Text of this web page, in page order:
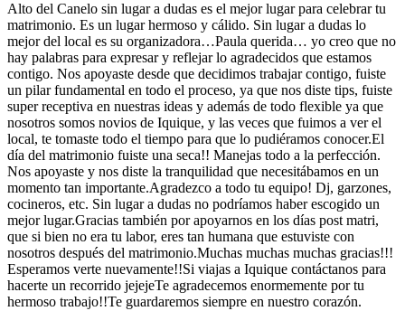
Alto del Canelo sin lugar a dudas es el mejor lugar para celebrar tu
matrimonio. Es un lugar hermoso y cálido. Sin lugar a dudas lo
mejor del local es su organizadora…Paula querida… yo creo que no
hay palabras para expresar y reflejar lo agradecidos que estamos
contigo. Nos apoyaste desde que decidimos trabajar contigo, fuiste
un pilar fundamental en todo el proceso, ya que nos diste tips, fuiste
super receptiva en nuestras ideas y además de todo flexible ya que
nosotros somos novios de Iquique, y las veces que fuimos a ver el
local, te tomaste todo el tiempo para que lo pudiéramos conocer.El
día del matrimonio fuiste una seca!! Manejas todo a la perfección.
Nos apoyaste y nos diste la tranquilidad que necesitábamos en un
momento tan importante.Agradezco a todo tu equipo! Dj, garzones,
cocineros, etc. Sin lugar a dudas no podríamos haber escogido un
mejor lugar.Gracias también por apoyarnos en los días post matri,
que si bien no era tu labor, eres tan humana que estuviste con
nosotros después del matrimonio.Muchas muchas muchas gracias!!!
Esperamos verte nuevamente!!Si viajas a Iquique contáctanos para
hacerte un recorrido jejejeTe agradecemos enormemente por tu
hermoso trabajo!!Te guardaremos siempre en nuestro corazón.